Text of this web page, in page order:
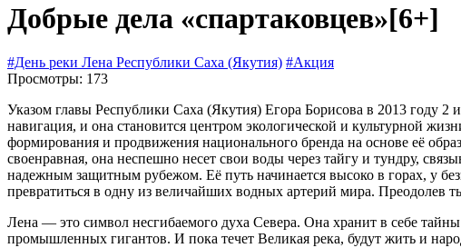
Добрые дела «спартаковцев»[6+]
#День реки Лена Республики Саха (Якутия) #Акция
Просмотры: 173
Указом главы Республики Саха (Якутия) Егора Борисова в 2013 году
навигация, и она становится центром экологической и культурной
формирования и продвижения национального бренда на основе её
своенравная, она неспешно несет свои воды через тайгу и тундру,
надежным защитным рубежом. Её путь начинается высоко в горах, у
превратиться в одну из величайших водных артерий мира. Преодолев
Лена — это символ несгибаемого духа Севера. Она хранит в себе
промышленных гигантов. И пока течет Великая река, будут жить и